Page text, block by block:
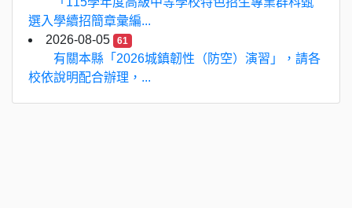
選入學續招簡章彙編...
2026-08-05
61
有關本縣「2026城鎮韌性（防空）演習」，請各
校依說明配合辦理，...